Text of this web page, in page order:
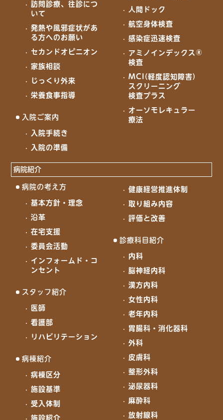
訪問診療、往診につ
いて
発熱や風邪症状があ
る方へのお願い
セカンドオピニオン
家族相談
じっくり外来
栄養食事指導
入院ご案内
入院手続き
入院の準備
人間ドック
航空身体検査
感染症迅速検査
アミノインデックス®
検査
MCI(軽度認知障害)
スクリーニング
検査プラス
オーソモレキュラー
療法
病院紹介
病院の考え方
基本方針・理念
沿革
在宅支援
委員会活動
インフォームド・コ
ンセント
スタッフ紹介
医師
看護部
リハビリテーション
病棟紹介
病棟区分
施設基準
受入体制
施設紹介
健康経営推進体制
取り組み内容
評価と改善
診療科目紹介
内科
脳神経内科
漢方内科
女性内科
老年内科
胃腸科・消化器科
外科
皮膚科
整形外科
泌尿器科
麻酔科
放射線科